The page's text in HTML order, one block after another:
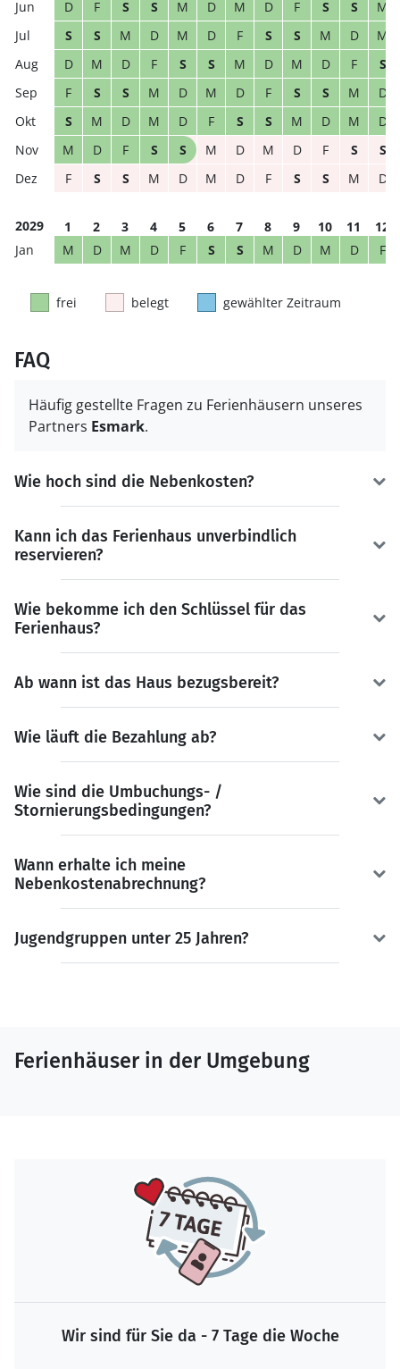
D F S S M D M D F S S
M
S
S M D M D F S S M D
M
D
M D F S S M D M D F
S
F
S S M D M D F S S M
D
S
M D M D F S S M D M
D
M
D F S S M D M D F S
S
F
S S M D M D F S S M D
2029 1 2 3 4 5 6 7 8 9 10 11
12
M
D M D F S S M D M D F
frei belegt gewählter Zeitraum
FAQ
Häufig gestellte Fragen zu Ferienhäusern unseres
Partners Esmark.
Wie hoch sind die Nebenkosten?
Kann ich das Ferienhaus unverbindlich
reservieren?
Wie bekomme ich den Schlüssel für das
Ferienhaus?
Ab wann ist das Haus bezugsbereit?
Wie läuft die Bezahlung ab?
Wie sind die Umbuchungs- /
Stornierungsbedingungen?
Wann erhalte ich meine
Nebenkostenabrechnung?
Jugendgruppen unter 25 Jahren?
Ferienhäuser in der Umgebung
Wir sind für Sie da - 7 Tage die Woche